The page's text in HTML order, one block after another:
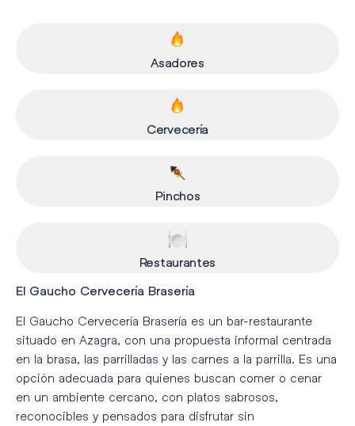
Asadores
Cervecería
Pinchos
Restaurantes
El Gaucho Cervecería Brasería
El Gaucho Cervecería Brasería es un bar-restaurante
situado en Azagra, con una propuesta informal centrada
en la brasa, las parrilladas y las carnes a la parrilla. Es una
opción adecuada para quienes buscan comer o cenar
en un ambiente cercano, con platos sabrosos,
reconocibles y pensados para disfrutar sin